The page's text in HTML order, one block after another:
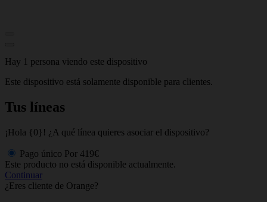
Hay 1 persona viendo este dispositivo
Este dispositivo está solamente disponible para clientes.
Tus líneas
¡Hola {0}! ¿A qué línea quieres asociar el dispositivo?
Pago único Por 419€
Este producto no está disponible actualmente.
Continuar
¿Eres cliente de Orange?